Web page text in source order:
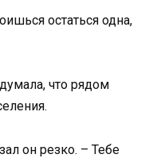
остаться одна,
что рядом
он резко. – Тебе